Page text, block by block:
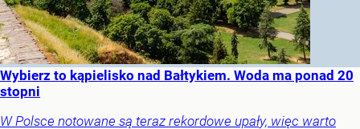
Wybierz to kąpielisko nad Bałtykiem. Woda ma ponad 20
stopni
W Polsce notowane są teraz rekordowe upały, więc warto